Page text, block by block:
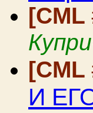
[CML
[CML
И